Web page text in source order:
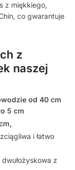
z miękkiego,
co gwarantuje
z
naszej
od 40 cm
5 cm
i łatwo
z